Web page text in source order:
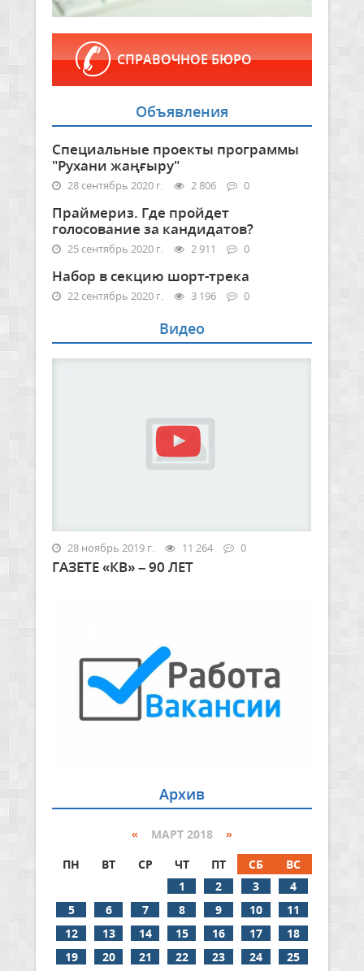
СПРАВОЧНОЕ БЮРО
Объявления
Специальные проекты программы
"Рухани жаңғыру"
28 сентябрь 2020 г. 2 806 0
Праймериз. Где пройдет
голосование за кандидатов?
25 сентябрь 2020 г. 2 911 0
Набор в секцию шорт-трека
22 сентябрь 2020 г. 3 196 0
Видео
28 ноябрь 2019 г. 11 264 0
ГАЗЕТЕ «КВ» – 90 ЛЕТ
Архив
« МАРТ 2018 »
ПН
ВТ СР ЧТ ПТ СБ
ВС
1
2 3
4
5
6 7 8 9 10
11
12
13 14 15 16 17
18
19
20 21 22 23 24 25